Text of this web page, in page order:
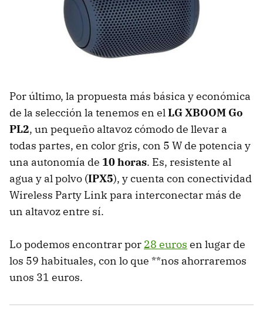
Por último, la propuesta más básica y económica
de la selección la tenemos en elLG XBOOM Go
PL2, un pequeño altavoz cómodo de llevar a
todas partes, en color gris, con 5 W de potencia y
una autonomía de 10 horas. Es, resistente al
agua y al polvo (IPX5), y cuenta con conectividad
Wireless Party Link para interconectar más de
un altavoz entre sí.
Lo podemos encontrar por 28 euros en lugar de
los 59 habituales, con lo que **nos ahorraremos
unos 31 euros.